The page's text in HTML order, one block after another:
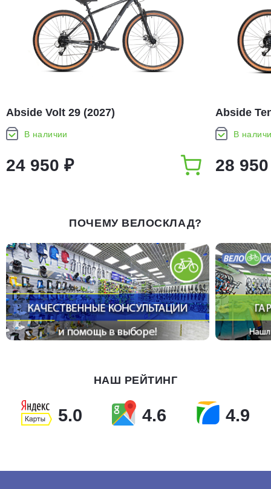
Abside Volt 29 (2027)
В наличии
24 950 ₽
Abside
В
28
ПОЧЕМУ ВЕЛОСКЛАД?
НАШ РЕЙТИНГ
5.0 4.6 4.9